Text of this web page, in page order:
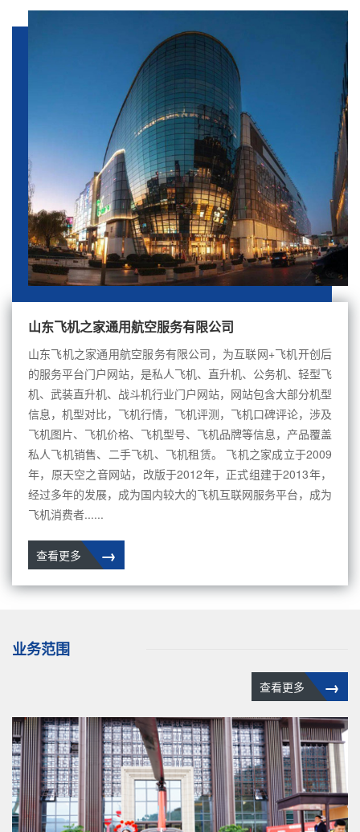
山东飞机之家通用航空服务有限公司
山东飞机之家通用航空服务有限公司，为互联网+飞机开创后
的服务平台门户网站，是私人飞机、直升机、公务机、轻型飞
机、武装直升机、战斗机行业门户网站，网站包含大部分机型
信息，机型对比，飞机行情，飞机评测，飞机口碑评论，涉及
飞机图片、飞机价格、飞机型号、飞机品牌等信息，产品覆盖
私人飞机销售、二手飞机、飞机租赁。 飞机之家成立于2009
年，原天空之音网站，改版于2012年，正式组建于2013年，
经过多年的发展，成为国内较大的飞机互联网服务平台，成为
飞机消费者......
→
查看更多
业务范围
→
查看更多